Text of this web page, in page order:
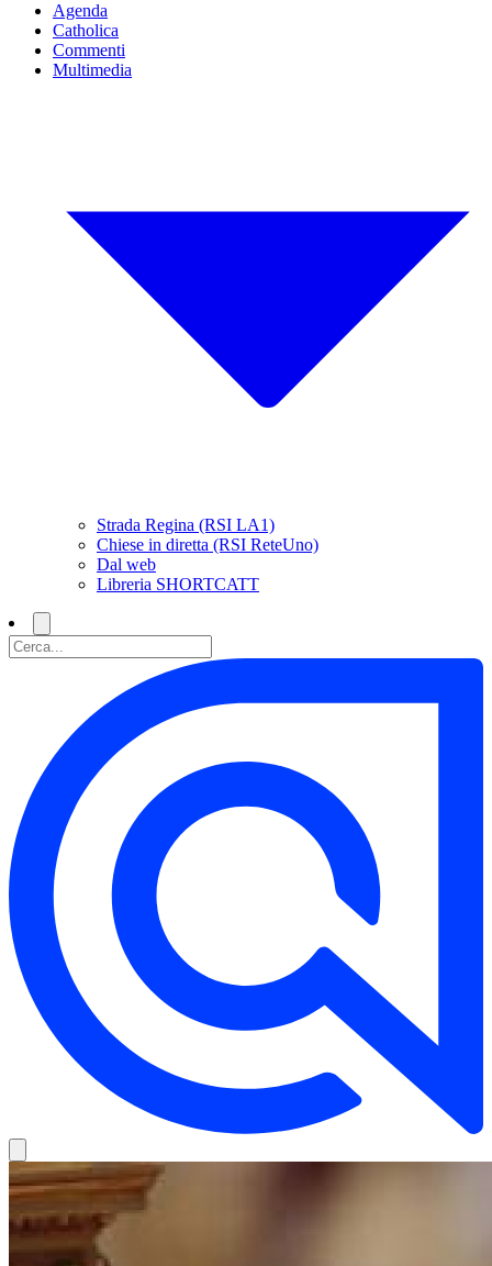
Agenda
Catholica
Commenti
Multimedia
Strada Regina (RSI LA1)
Chiese in diretta (RSI ReteUno)
Dal web
Libreria SHORTCATT